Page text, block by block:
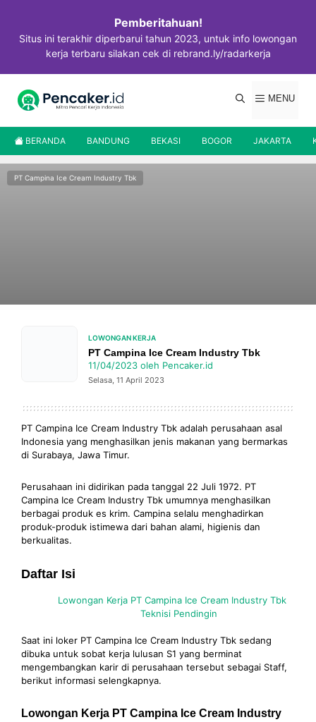
Pemberitahuan!
Situs ini terakhir diperbarui tahun 2023, untuk info lowongan
kerja terbaru silakan cek di rebrand.ly/radarkerja
MENU
BERANDA BANDUNG BEKASI BOGOR JAKARTA
PT Campina Ice Cream Industry Tbk
LOWONGAN KERJA
PT Campina Ice Cream Industry Tbk
11/04/2023 oleh Pencaker.id
Selasa, 11 April 2023
PT Campina Ice Cream Industry Tbk adalah perusahaan asal
Indonesia yang menghasilkan jenis makanan yang bermarkas
di Surabaya, Jawa Timur.
Perusahaan ini didirikan pada tanggal 22 Juli 1972. PT
Campina Ice Cream Industry Tbk umumnya menghasilkan
berbagai produk es krim. Campina selalu menghadirkan
produk-produk istimewa dari bahan alami, higienis dan
berkualitas.
Daftar Isi
Lowongan Kerja PT Campina Ice Cream Industry Tbk
Teknisi Pendingin
Saat ini loker PT Campina Ice Cream Industry Tbk sedang
dibuka untuk sobat kerja lulusan S1 yang berminat
mengembangkan karir di perusahaan tersebut sebagai Staff,
berikut informasi selengkapnya.
Lowongan Kerja PT Campina Ice Cream Industry